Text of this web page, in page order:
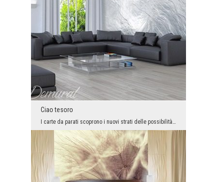
Ciao tesoro
I carte da parati scoprono i nuovi strati delle possibilità di progettazione degli interni e fann...